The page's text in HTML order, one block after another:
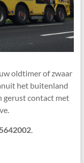
oldtimer of zwaar
het buitenland
gerust contact met
.